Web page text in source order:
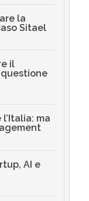
la
Sitael
il
ma
AI e